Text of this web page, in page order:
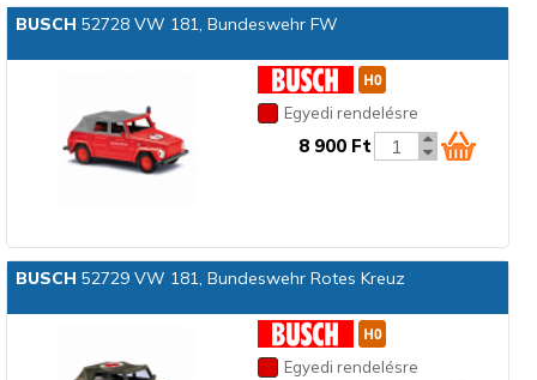
BUSCH 52728 VW 181, Bundeswehr FW
Egyedi rendelésre
8 900 Ft
BUSCH 52729 VW 181, Bundeswehr Rotes Kreuz
Egyedi rendelésre